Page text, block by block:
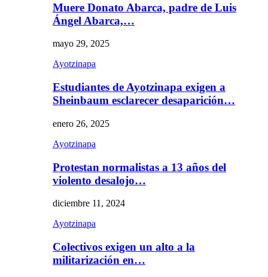
Muere Donato Abarca, padre de Luis
Ángel Abarca,…
mayo 29, 2025
Ayotzinapa
Estudiantes de Ayotzinapa exigen a
Sheinbaum esclarecer desaparición…
enero 26, 2025
Ayotzinapa
Protestan normalistas a 13 años del
violento desalojo…
diciembre 11, 2024
Ayotzinapa
Colectivos exigen un alto a la
militarización en…